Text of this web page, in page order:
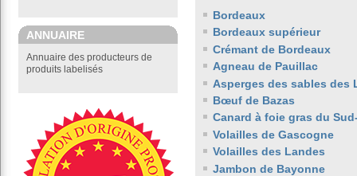
ANNUAIRE
Annuaire des producteurs de
produits labelisés
Bordeaux
Bordeaux supérieur
Crémant de Bordeaux
Agneau de Pauillac
Asperges des sables des
Bœuf de Bazas
Canard à foie gras du
Volailles de Gascogne
Volailles des Landes
Jambon de Bayonne